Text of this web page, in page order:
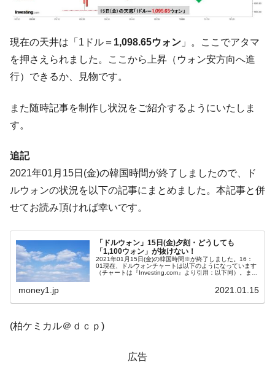
『Money1』
韓国･警察職員が「丸刈りになって抗議活
『Money1』
中国だけが鉄鋼輸出を異常増加させる ⇒ 中
国の過剰生産が世界を蝕む。
『Money1』
韓国製造業「半導体絶好調」のウラで他業
『Money1』
【米韓激突案件】韓国消費者院が『クーパ
ン』1人当たり賠償10万ウォンを認定 ⇒ 総額3兆7,000億
『Money1』
『Money1』
韓国型イージス搭載の次世代駆逐艦
『Money1』
【対日本円】ウォン安が急進！ 日米の協調
に韓国がいっちょがみしたのでは。
韓国政府『BYD』車への補助金を全廃 ⇒ 実
は韓国で『BYD』車は売れている。6カ月で対前年同期比
1.9倍！
『Money1』
在韓米国大使スティールが着韓！⇒ さっそ
く空港に詰めかけ「出て行け！」「極右勢力」のプラカー
『Money1』
韓国政府「2035年までに18.4GW規模のAIデ
現在の天井は「1ドル＝ 1,098.65ウォン 」。ここでアタマ
を押さえられました。ここから上昇（ウォン安方向へ進
行）できるか、見物です。
また随時記事を制作し状況をご紹介するようにいたしま
す。
追記
2021年01月15日(金)の韓国時間が終了しましたので、ド
ルウォンの状況を以下の記事にまとめました。本記事と併
せてお読み頂ければ幸いです。
「ドルウォン」15日(金)夕刻・どうしても
「1,100ウォン」が抜けない！
2021年01月15日(金)の韓国時間※が終了しました。16：
01現在、ドルウォンチャートは以下のようになっています
（チャートは『Investing.com』より引用：以下同）。まだ
money1.jp 2021.01.15
(柏ケミカル＠ｄｃｐ)
広告